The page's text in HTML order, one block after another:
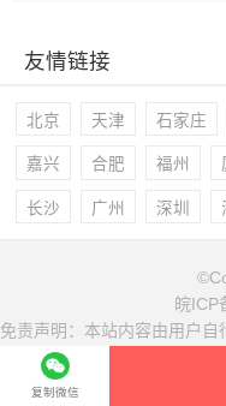
友情链接
北京 天津 石家庄
嘉兴 合肥 福州
长沙 广州 深圳
皖ICP
免责声明：本站内容由用户
复制微信